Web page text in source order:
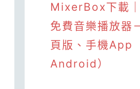
MixerBox下載
免費音樂播放器
頁版、手機App
Android）